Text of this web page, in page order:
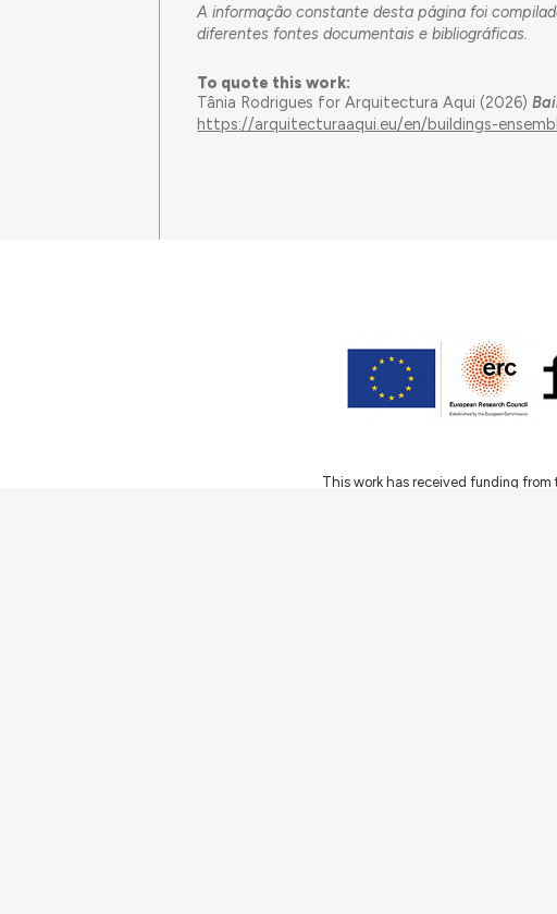
A informação constante desta página foi
diferentes fontes documentais e bibliográficas.
To quote this work:
Tânia Rodrigues for Arquitectura Aqui (2026)
https://arquitecturaaqui.eu/en/buildings-
This work has received funding from